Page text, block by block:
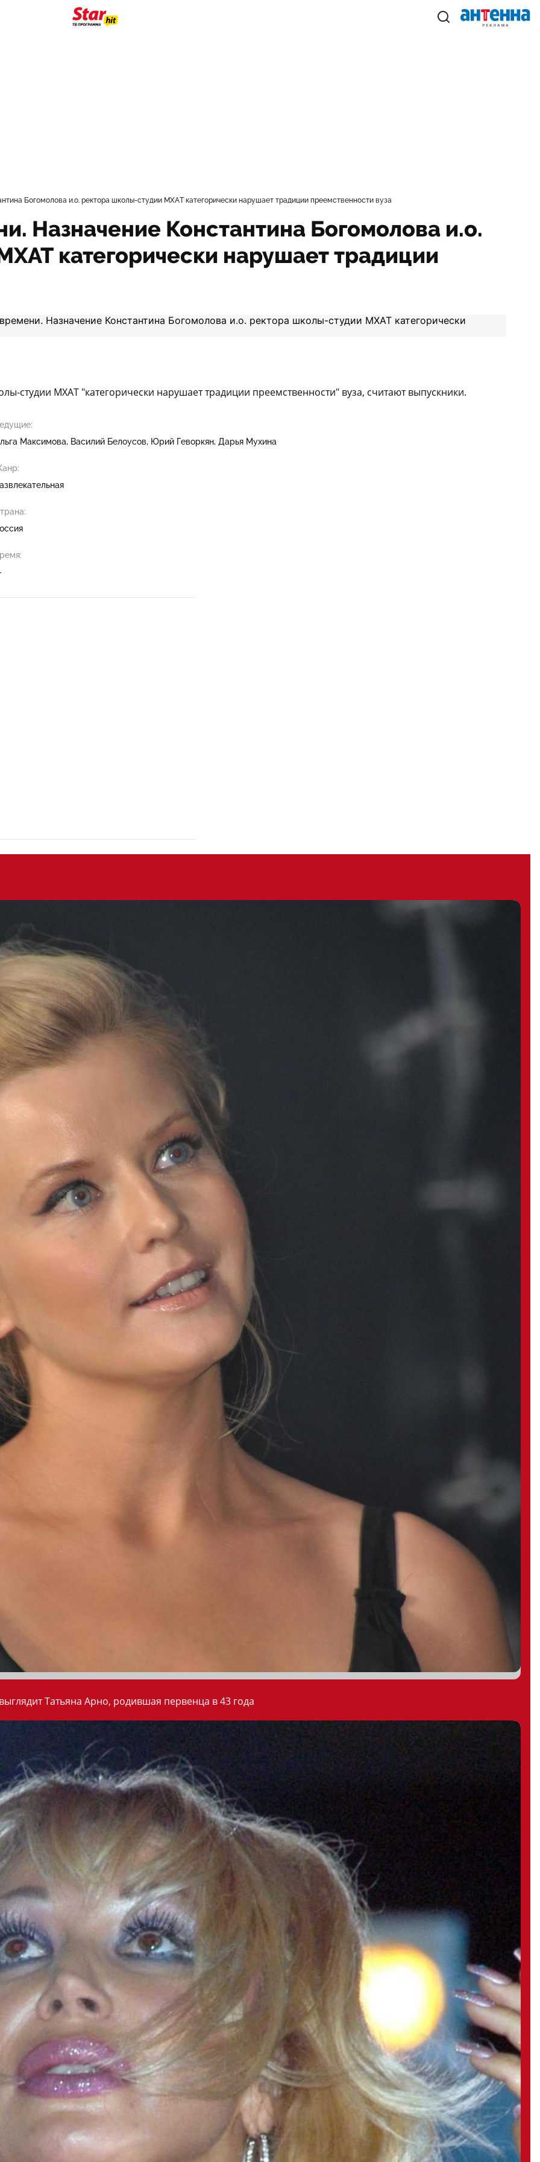
Богомолова и.о. ректора школы-студии МХАТ категорически нарушает традиции преемственности вуза
Назначение Константина Богомолова и.о.
категорически нарушает традиции
студии МХАТ "категорически нарушает традиции преемственности" вуза, считают выпускники.
Максимова
Василий Белоусов Юрий Геворкян Дарья Мухина
Татьяна Арно, родившая первенца в 43 года